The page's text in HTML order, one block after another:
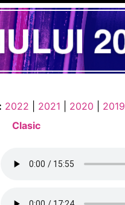
2022 2021 2020 2019
Clasic